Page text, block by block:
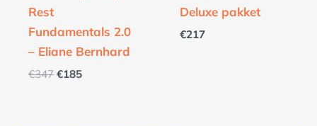
Rest
Fundamentals 2.0
– Eliane Bernhard
€347 €185
Deluxe pakket
€217